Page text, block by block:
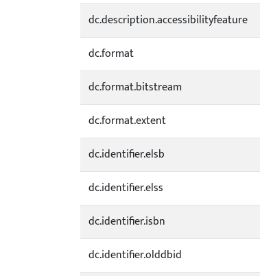
dc.description.accessibilityfeature
dc.format
dc.format.bitstream
dc.format.extent
dc.identifier.elsb
dc.identifier.elss
dc.identifier.isbn
dc.identifier.olddbid